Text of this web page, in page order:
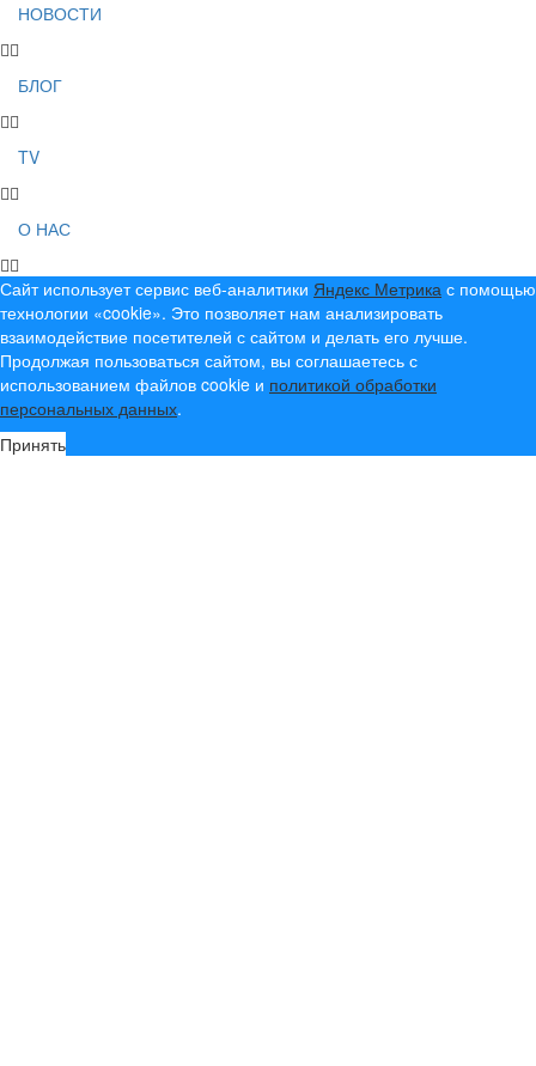
НОВОСТИ
БЛОГ
TV
О НАС
Сайт использует сервис веб-аналитики Яндекс Метрика с помощью
технологии «cookie». Это позволяет нам анализировать
взаимодействие посетителей с сайтом и делать его лучше.
Продолжая пользоваться сайтом, вы соглашаетесь с
использованием файлов cookie и политикой обработки
персональных данных.
Принять